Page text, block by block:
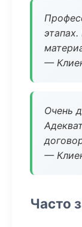
—
Очень
—
Часто